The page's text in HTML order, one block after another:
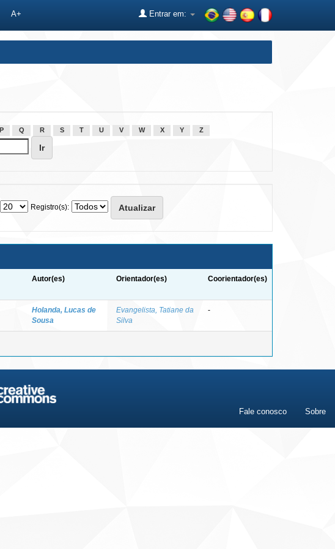
A+ Entrar em:
P Q R S T U V W X Y Z
Registro(s):
Autor(es) Orientador(es) Coorientador(es)
Holanda, Lucas de
Sousa
Evangelista, Tatiane da
Silva
-
Fale conosco Sobre